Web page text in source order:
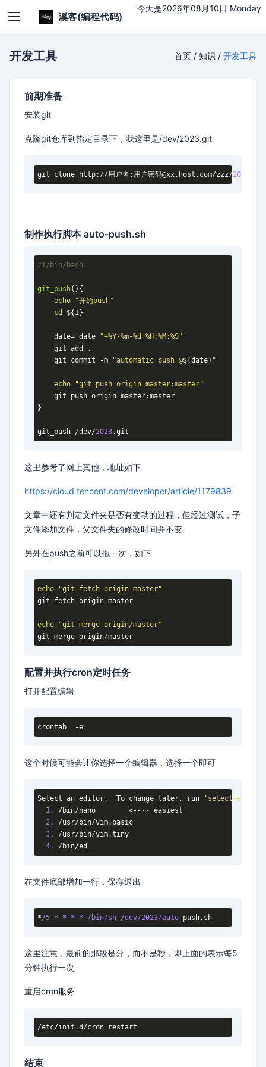
溪客(编程代码)
今天是2026年08月10日 Monday
开发工具 首页 / 知识 / 开发工具
前期准备
安装git
克隆git仓库到指定目录下，我这里是/dev/2023.git
git clone http://用户名:用户密码@xx.host.com/zzz/2023
制作执行脚本 auto-push.sh
git_push(){
echo
"开始push"
cd
${1}
    date=`date
"+%Y-%m-%d %H:%M:%S" `
    git add .
    git commit -m
"automatic push @$(date) "
echo
"git push origin master:master"
    git push origin master:master
}
git_push /dev/2023.git
这里参考了网上其他，地址如下
https://cloud.tencent.com/developer/article/1179839
文章中还有判定文件夹是否有变动的过程，但经过测试，子
文件添加文件，父文件夹的修改时间并不变
另外在push之前可以拖一次，如下
echo
"git fetch origin master"
git fetch origin master
echo
"git merge origin/master"
git merge origin/master
配置并执行cron定时任务
打开配置编辑
crontab -e
这个时候可能会让你选择一个编辑器，选择一个即可
Select an editor.  To change later, run
'select-editor'
1. /bin/nano        <---- easiest
2. /usr/bin/vim.basic
3. /usr/bin/vim.tiny
4. /bin/ed
在文件底部增加一行，保存退出
*/5 * * * * /bin/sh /dev/2023/auto-push.sh
这里注意，最前的那段是分，而不是秒，即上面的表示每5
分钟执行一次
重启cron服务
/etc/init.d/cron restart
结束